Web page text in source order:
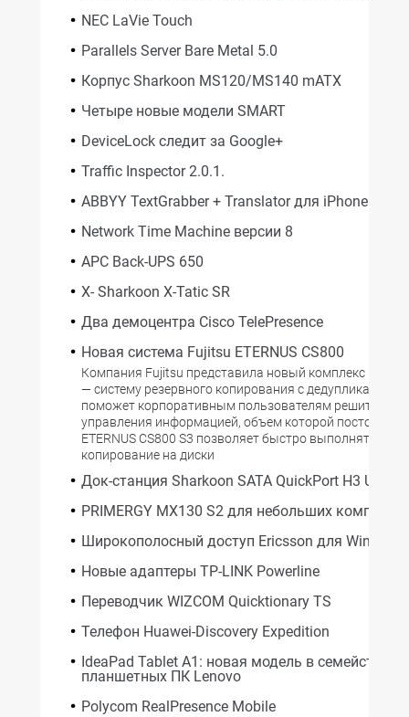
NEC LaVie Touch
Parallels Server Bare Metal 5.0
Корпус Sharkoon MS120/MS140 mATX
Четыре новые модели SMART
DeviceLock следит за Google+
Traffic Inspector 2.0.1.
ABBYY TextGrabber + Translator для iPhone
Network Time Machine версии 8
APC Back-UPS 650
X- Sharkoon X-Tatic SR
Два демоцентра Cisco TelePresence
Новая система Fujitsu ETERNUS CS800
Компания Fujitsu представила новый комплекс
— систему резервного копирования с дедупликацией,
поможет корпоративным пользователям решить
управления информацией, объем которой постоянно
ETERNUS CS800 S3 позволяет быстро выполнять
копирование на диски
Док-станция Sharkoon SATA QuickPort H3 USB
PRIMERGY MX130 S2 для небольших компаний
Широкополосный доступ Ericsson для Windows
Новые адаптеры TP-LINK Powerline
Переводчик WIZCOM Quicktionary TS
Телефон Huawei-Discovery Expedition
IdeaPad Tablet A1: новая модель в семействе
планшетных ПК Lenovo
Polycom RealPresence Mobile